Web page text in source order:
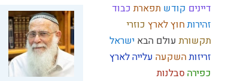
דיינים קודש תפארתכבוד
זהירותחוץ לארץ כוזרי
תקשורתעולם הבא ישראל
זריזותהשקעה עלייה לארץ
כפירהסבלנות